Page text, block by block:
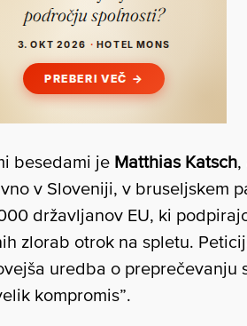
besedami je Matthias Katsch,
v Sloveniji, v bruseljskem
državljanov EU, ki
zlorab otrok na spletu.
uredba o preprečevanju
kompromis”.